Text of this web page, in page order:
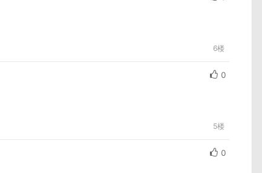
6楼
0
5楼
0